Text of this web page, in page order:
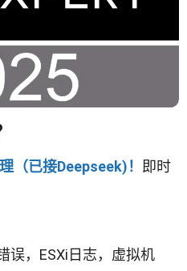
（已接Deepseek)！ 即时
误，ESXi日志，虚拟机